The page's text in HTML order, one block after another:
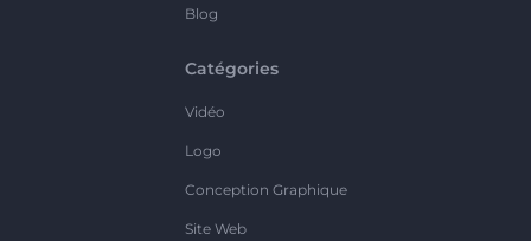
Blog
Catégories
Vidéo
Logo
Conception Graphique
Site Web